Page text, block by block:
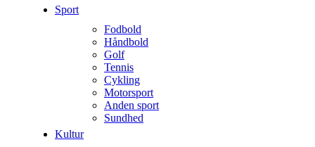
Sport
Fodbold
Håndbold
Golf
Tennis
Cykling
Motorsport
Anden sport
Sundhed
Kultur